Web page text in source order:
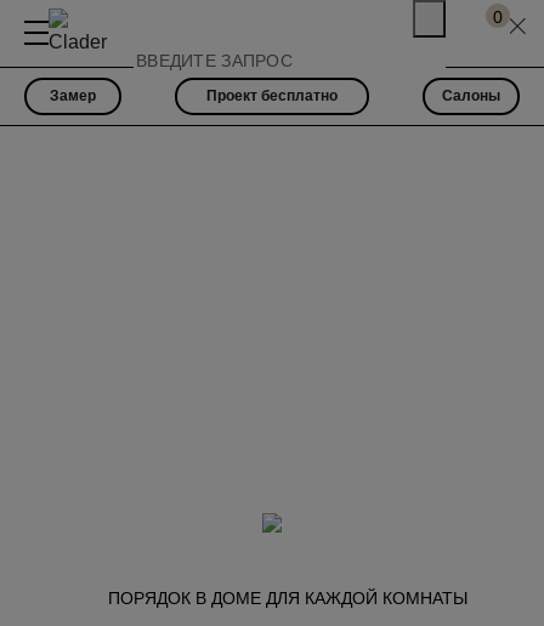
0
Замер Проект бесплатно Салоны
ПОРЯДОК В ДОМЕ ДЛЯ КАЖДОЙ КОМНАТЫ